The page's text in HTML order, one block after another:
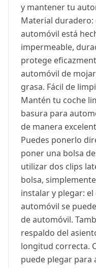
y mantener tu
Material duradero:
automóvil está
impermeable,
protege
automóvil de
grasa. Fácil de
Mantén tu coche
basura para
de manera
Puedes ponerlo
poner una bolsa
utilizar dos clips
bolsa,
instalar y plegar:
automóvil se
de automóvil.
respaldo del
longitud correcta.
puede plegar para